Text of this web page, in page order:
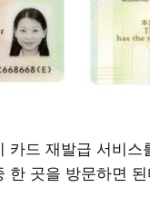
카드 재발급 서비스
한 곳을 방문하면